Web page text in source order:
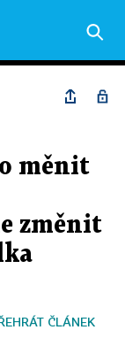
měnit
změnit
ČLÁNEK